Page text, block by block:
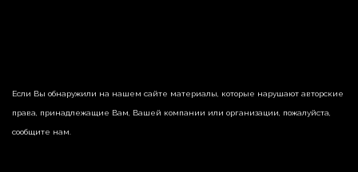
Если Вы обнаружили на нашем сайте материалы, которые нарушают авторские
права, принадлежащие Вам, Вашей компании или организации, пожалуйста,
сообщите нам.